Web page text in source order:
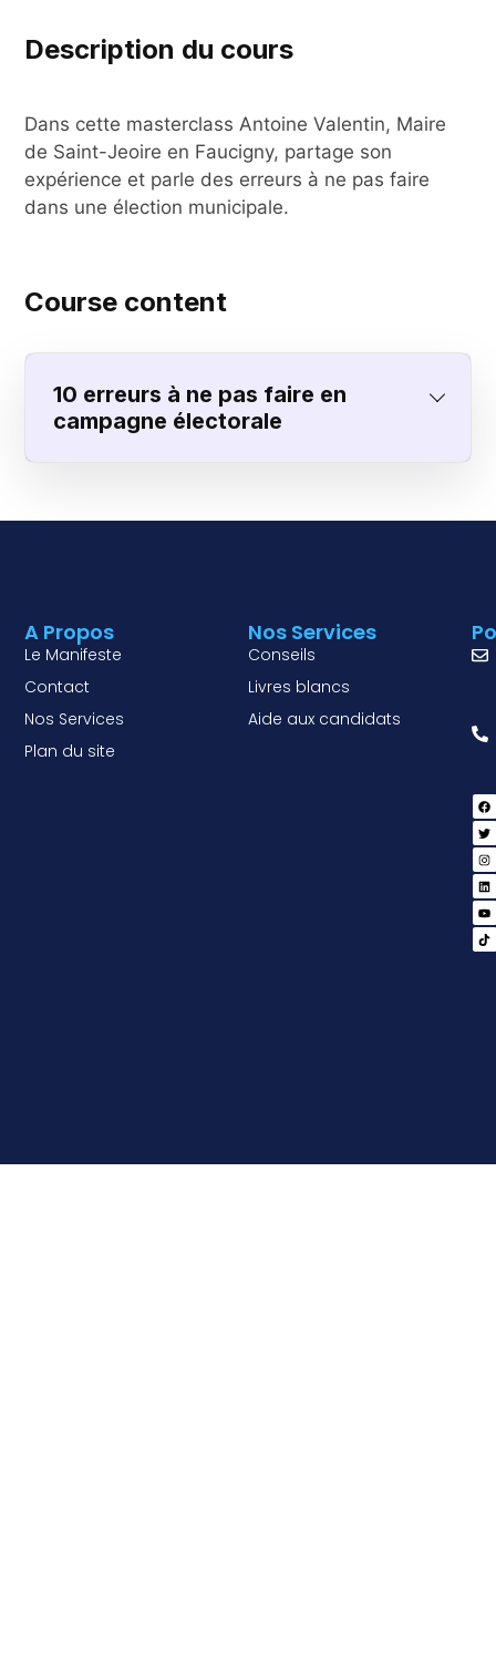
Description du cours
Dans cette masterclass Antoine Valentin, Maire
de Saint-Jeoire en Faucigny, partage son
expérience et parle des erreurs à ne pas faire
dans une élection municipale.
Course content
10 erreurs à ne pas faire en
campagne électorale
Nos Services
Conseils
Livres blancs
Aide aux candidats
A Propos
Le Manifeste
Contact
Nos Services
Plan du site